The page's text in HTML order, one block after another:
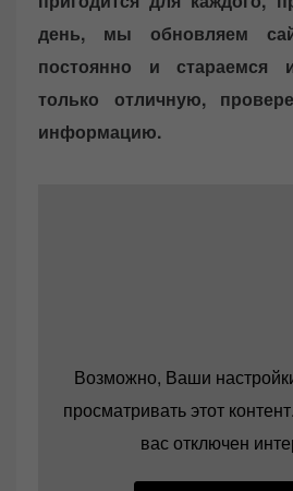
день, мы обновляем
постоянно и стараемся
только отличную,
информацию.
Возможно, Ваши
просматривать этот
вас отключен